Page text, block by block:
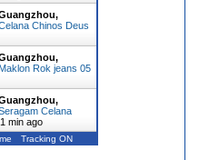
Chinos Deus
Rok jeans 05
Celana
1 min ago
Tracking ON